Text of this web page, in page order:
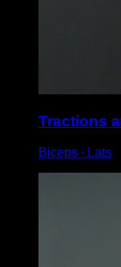
Tractions
Biceps ∙ Lats